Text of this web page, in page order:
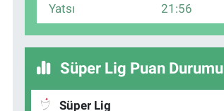
Yatsı 21:56
Süper Lig Puan Durumu
Süper Lig